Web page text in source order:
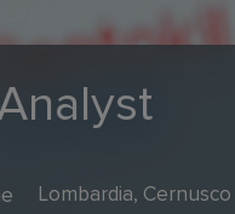
Lombardia,